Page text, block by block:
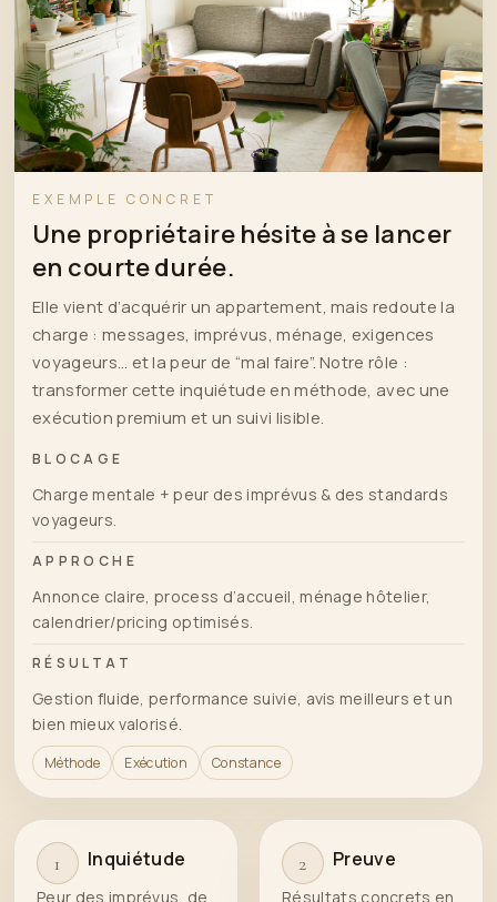
EXEMPLE CONCRET
Une propriétaire hésite à se lancer
en courte durée.
Elle vient d’acquérir un appartement, mais redoute la
charge : messages, imprévus, ménage, exigences
voyageurs… et la peur de “mal faire”. Notre rôle :
transformer cette inquiétude en méthode, avec une
exécution premium et un suivi lisible.
BLOCAGE
Charge mentale + peur des imprévus & des standards
voyageurs.
APPROCHE
Annonce claire, process d’accueil, ménage hôtelier,
calendrier/pricing optimisés.
RÉSULTAT
Gestion fluide, performance suivie, avis meilleurs et un
bien mieux valorisé.
Méthode Exécution Constance
1 Inquiétude
Peur des imprévus, de
2 Preuve
Résultats concrets en